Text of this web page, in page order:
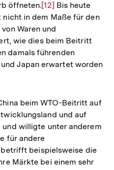
öffneten.Zur
Auflösung
der
Fußnote
[12] Bis heute
in dem Maße für den
Waren und
wie dies beim Beitritt
damals führenden
Japan erwartet worden
beim WTO-Beitritt auf
und auf
willigte unter anderem
für andere
beispielsweise die
Märkte bei einem sehr